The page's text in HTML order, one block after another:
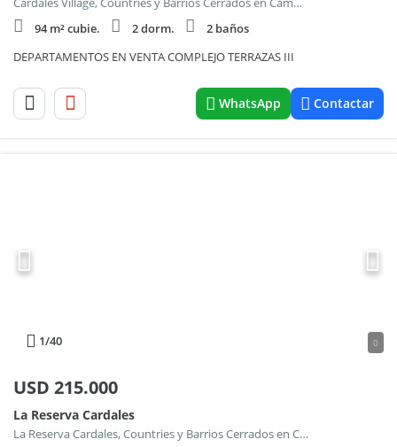
94 m² cubie.
2 dorm.
2 baños
DEPARTAMENTOS EN VENTA COMPLEJO TERRAZAS III
WhatsApp Contactar
1/40 0
USD 215.000
La Reserva Cardales
La Reserva Cardales, Countries y Barrios Cerrados en Campana